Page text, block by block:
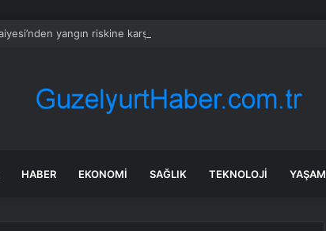
yangın riskine karşı videolu uyarı
HABER EKONOMI SAĞLIK TEKNOLOJI YAŞAM